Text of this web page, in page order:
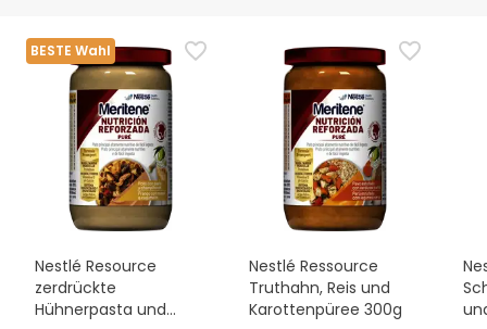
BESTE Wahl
Nestlé Resource
zerdrückte
Hühnerpasta und
Nestlé Ressource
Truthahn, Reis und
Karottenpüree 300g